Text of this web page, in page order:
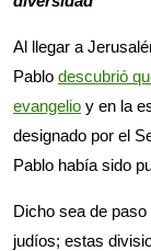
Al llegar a
Pablo descubrió
evangelio y en la
designado por el
Pablo había sido
Dicho sea de
judíos; estas